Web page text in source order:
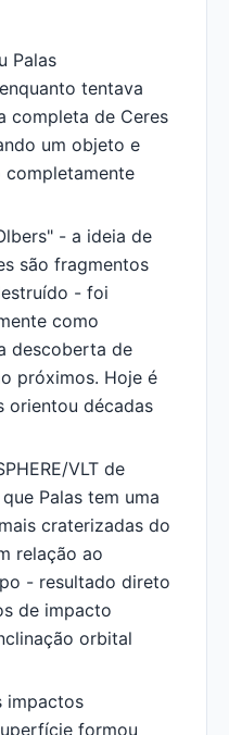
Palas
tentava
completa de Ceres
um objeto e
- a ideia de
são fragmentos
- foi
como
descoberta de
próximos. Hoje é
orientou décadas
VLT de
Palas tem uma
craterizadas do
relação ao
- resultado direto
de impacto
orbital
impactos
formou